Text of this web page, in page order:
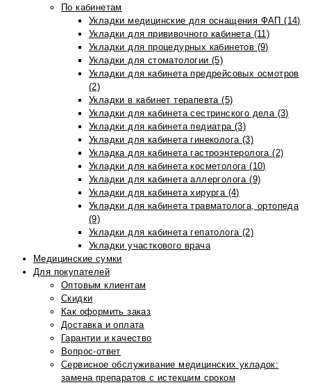
По кабинетам
Укладки медицинские для оснащения ФАП (14)
Укладки для прививочного кабинета (11)
Укладки для процедурных кабинетов (9)
Укладки для стоматологии (5)
Укладки для кабинета предрейсовых осмотров
(2)
Укладки в кабинет терапевта (5)
Укладки для кабинета сестринского дела (3)
Укладки для кабинета педиатра (3)
Укладки для кабинета гинеколога (3)
Укладка для кабинета гастроэнтеролога (2)
Укладки для кабинета косметолога (10)
Укладки для кабинета аллерголога (9)
Укладки для кабинета хирурга (4)
Укладки для кабинета травматолога, ортопеда
(9)
Укладки для кабинета гепатолога (2)
Укладки участкового врача
Медицинские сумки
Для покупателей
Оптовым клиентам
Скидки
Как оформить заказ
Доставка и оплата
Гарантии и качество
Вопрос-ответ
Сервисное обслуживание медицинских укладок:
замена препаратов с истекшим сроком